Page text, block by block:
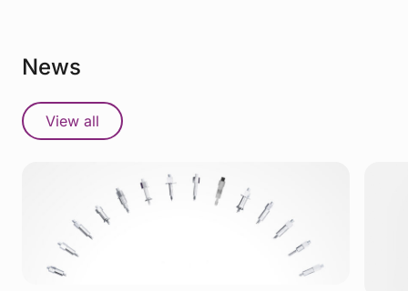
News
View all